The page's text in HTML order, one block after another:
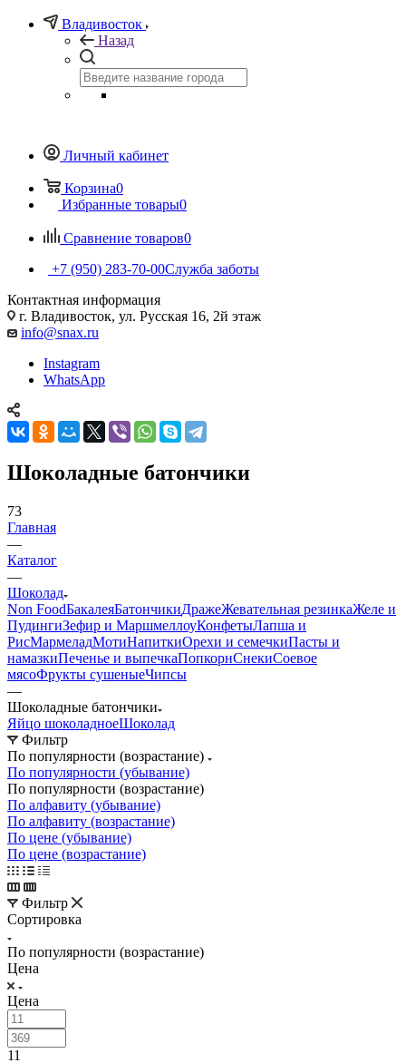
Владивосток
Назад
Личный кабинет
Корзина0
Избранные товары0
Сравнение товаров0
+7 (950) 283-70-00Служба заботы
Контактная информация
г. Владивосток, ул. Русская 16, 2й этаж
info@snax.ru
Instagram
WhatsApp
Шоколадные батончики
73
Главная
—
Каталог
—
Шоколад
Non FoodБакалеяБатончикиДражеЖевательная резинкаЖеле и
ПудингиЗефир и МаршмеллоуКонфетыЛапша и
РисМармеладМотиНапиткиОрехи и семечкиПасты и
намазкиПеченье и выпечкаПопкорнСнекиСоевое
мясоФрукты сушеныеЧипсы
—
Шоколадные батончики
Яйцо шоколадноеШоколад
Фильтр
По популярности (возрастание)
По популярности (убывание)
По популярности (возрастание)
По алфавиту (убывание)
По алфавиту (возрастание)
По цене (убывание)
По цене (возрастание)
Фильтр
Сортировка
По популярности (возрастание)
Цена
Цена
11